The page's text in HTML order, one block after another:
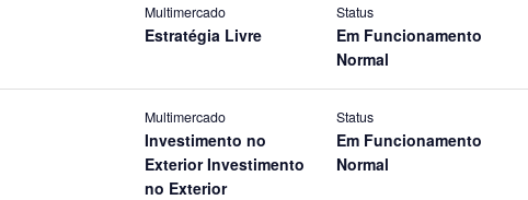
Multimercado
Estratégia Livre
Status
Em Funcionamento
Normal
Multimercado
Investimento no
Exterior Investimento
no Exterior
Status
Em Funcionamento
Normal